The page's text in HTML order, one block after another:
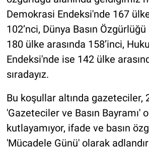
Demokrasi Endeksi'nde 167
102’nci, Dünya Basın
180 ülke arasında 158’inci,
Endeksi'nde ise 142 ülke
sıradayız.
Bu koşullar altında gazeteciler,
'Gazeteciler ve Basın Bayramı'
kutlayamıyor, ifade ve basın
'Mücadele Günü' olarak